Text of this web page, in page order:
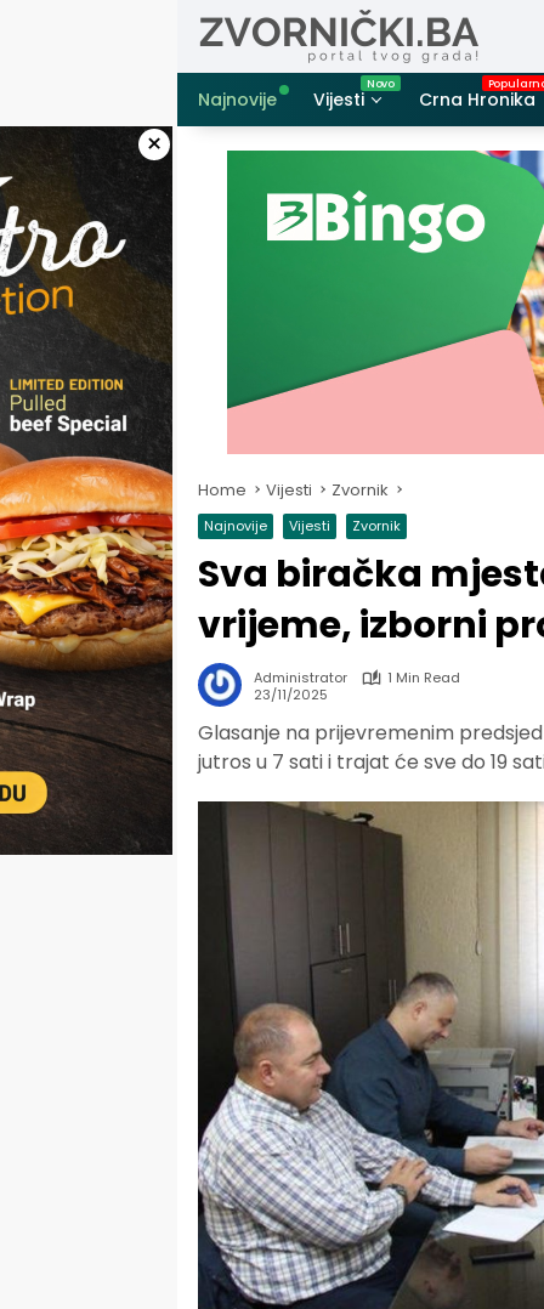
Najnovije
Vijesti Crna Hronika
×
Home Vijesti Zvornik
Najnovije Vijesti Zvornik
Sva biračka
vrijeme, izborni
Administrator
1 Min Read
23/11/2025
Glasanje na prijevremenim
jutros u 7 sati i trajat će sve do 19